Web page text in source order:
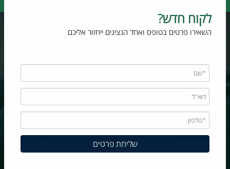
לקוח חדש?
השאירו פרטים בטופס ואחד הנציגים ייחזור אליכם